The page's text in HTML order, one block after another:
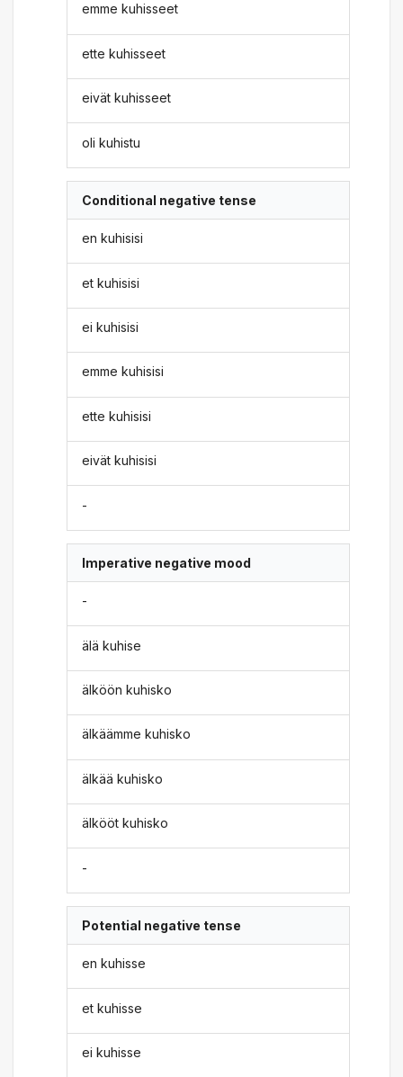
emme kuhisseet
ette kuhisseet
eivät kuhisseet
oli kuhistu
Conditional negative tense
en kuhisisi
et kuhisisi
ei kuhisisi
emme kuhisisi
ette kuhisisi
eivät kuhisisi
-
Imperative negative mood
-
älä kuhise
älköön kuhisko
älkäämme kuhisko
älkää kuhisko
älkööt kuhisko
-
Potential negative tense
en kuhisse
et kuhisse
ei kuhisse